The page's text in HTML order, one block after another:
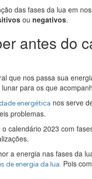
das fases da lua em
ou negativos.
antes do
que nos passa sua
para os que
energética nos serve
problemas.
calendário 2023 com
a energia nas fases da
de energia da lua. Pois